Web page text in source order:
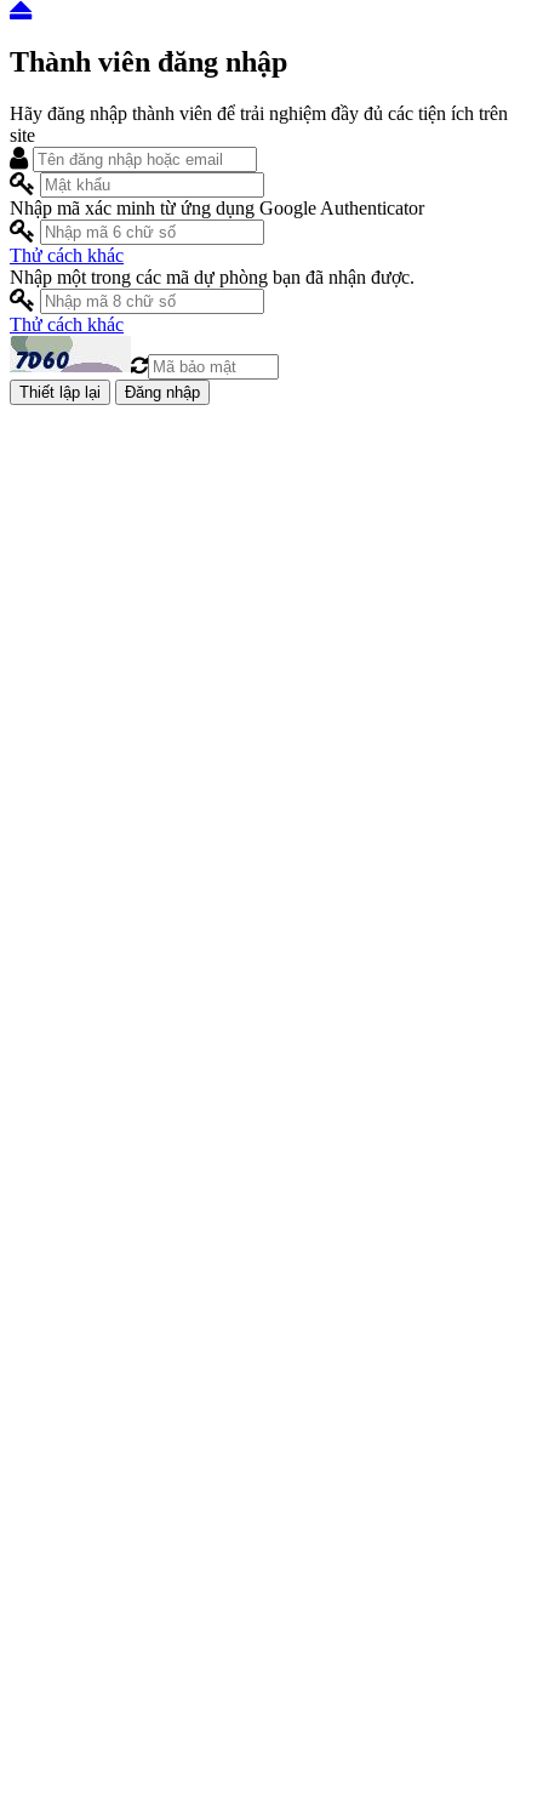
Thành viên đăng nhập
Hãy đăng nhập thành viên để trải nghiệm đầy đủ các tiện ích trên
site
Nhập mã xác minh từ ứng dụng Google Authenticator
Thử cách khác
Nhập một trong các mã dự phòng bạn đã nhận được.
Thử cách khác
Đăng nhập